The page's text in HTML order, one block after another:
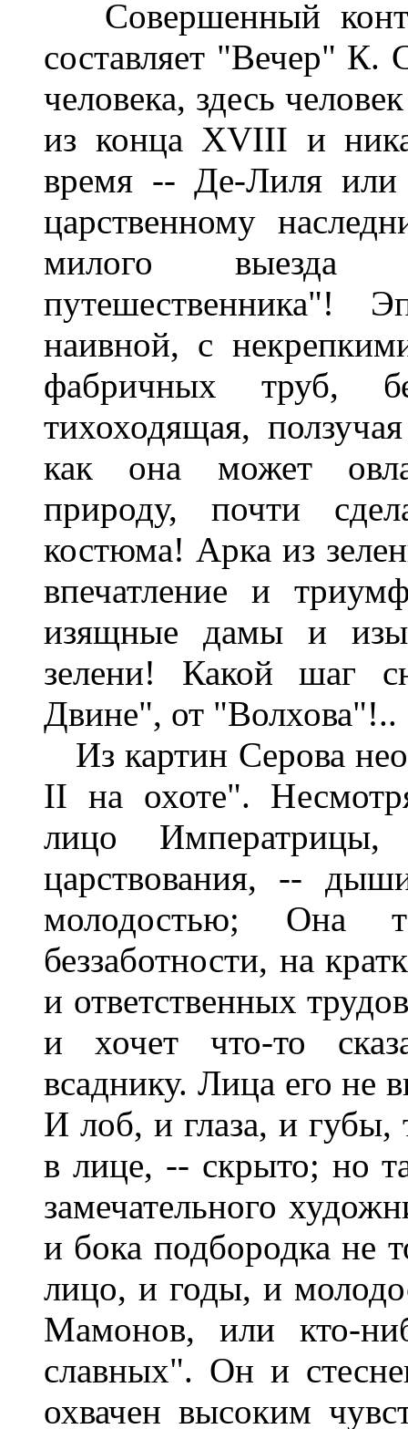
Совершенный
составляет "Вечер" К.
человека, здесь
из конца XVIII и
время -- Де-Лиля или
царственному
милого выезда
путешественника"!
наивной, с
фабричных труб,
тихоходящая,
как она может
природу, почти
костюма! Арка из
впечатление и
изящные дамы и
зелени! Какой шаг
Двине", от "Волхова"!..
Из картин Серова
II на охоте".
лицо
царствования, --
молодостью;
беззаботности, на
и ответственных
и хочет что-то
всаднику. Лица его не
И лоб, и глаза, и губы,
в лице, -- скрыто; но
замечательного
и бока подбородка не
лицо, и годы, и
Мамонов, или кто-
славных". Он и
охвачен высоким